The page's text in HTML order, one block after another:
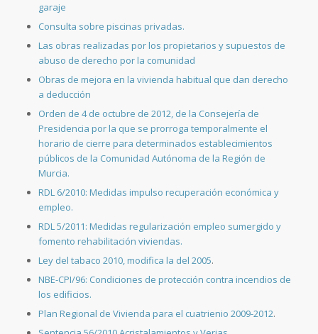
garaje
Consulta sobre piscinas privadas.
Las obras realizadas por los propietarios y supuestos de
abuso de derecho por la comunidad
Obras de mejora en la vivienda habitual que dan derecho
a deducción
Orden de 4 de octubre de 2012, de la Consejería de
Presidencia por la que se prorroga temporalmente el
horario de cierre para determinados establecimientos
públicos de la Comunidad Autónoma de la Región de
Murcia.
RDL 6/2010: Medidas impulso recuperación económica y
empleo.
RDL 5/2011: Medidas regularización empleo sumergido y
fomento rehabilitación viviendas.
Ley del tabaco 2010, modifica la del 2005.
NBE-CPI/96: Condiciones de protección contra incendios de
los edificios.
Plan Regional de Vivienda para el cuatrienio 2009-2012.